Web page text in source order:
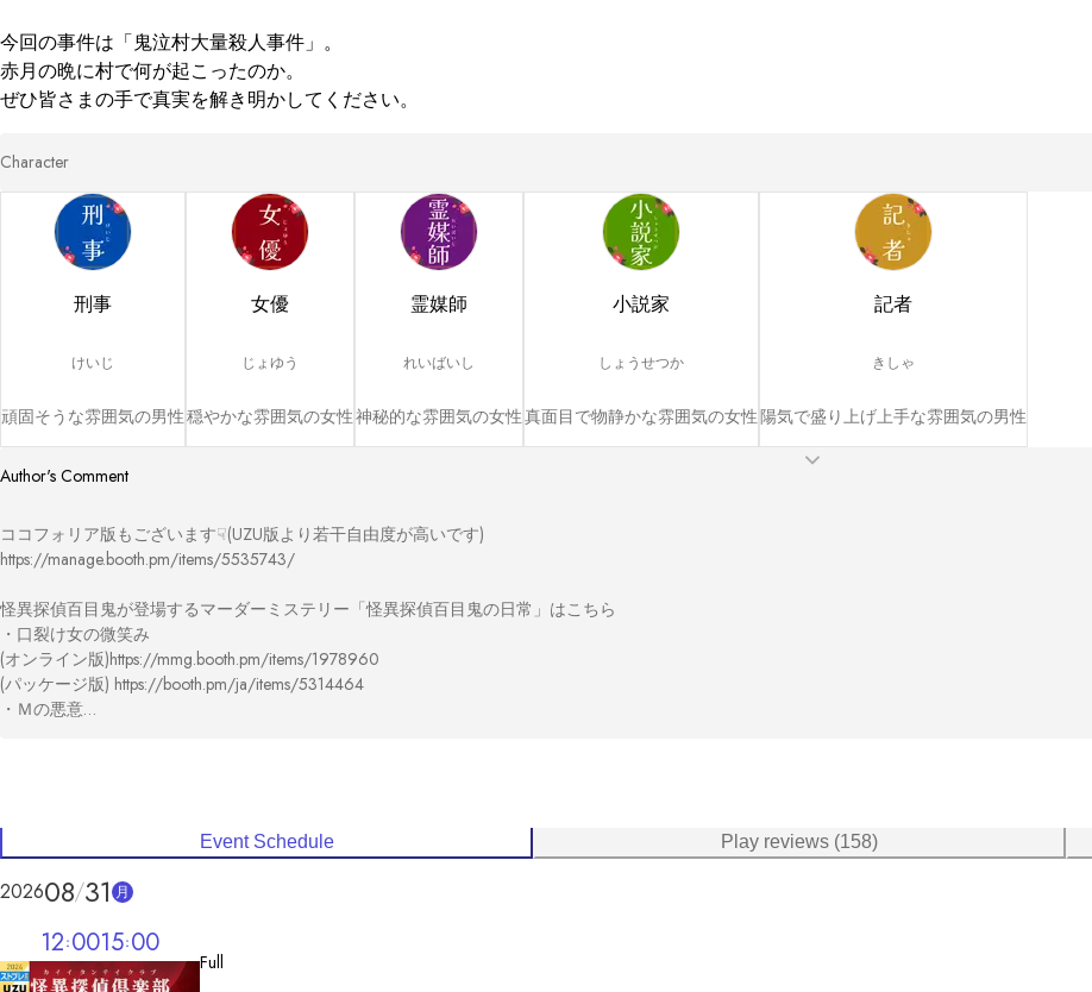
今回の事件は「鬼泣村大量殺人事件」。
赤月の晩に村で何が起こったのか。
ぜひ皆さまの手で真実を解き明かしてください。
Character
刑事
けいじ
頑固そうな雰囲気の男性
女優
じょゆう
穏やかな雰囲気の女性
霊媒師
れいばいし
神秘的な雰囲気の女性
小説家
しょうせつか
真面目で物静かな雰囲気の女性
記者
きしゃ
陽気で盛り上げ上手な雰囲気の男性
Author's Comment
ココフォリア版もございます☟(UZU版より若干自由度が高いです)
https://manage.booth.pm/items/5535743/
怪異探偵百目鬼が登場するマーダーミステリー「怪異探偵百目鬼の日常」はこちら
・口裂け女の微笑み
(オンライン版)https://mmg.booth.pm/items/1978960
(パッケージ版) https://booth.pm/ja/items/5314464
・Ｍの悪意
Event Schedule Play reviews (158)
202608 31 月
Full
12 0015 00